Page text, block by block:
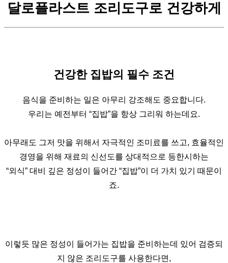
달로플라스트 조리도구로 건강하게
건강한 집밥의 필수 조건
음식을 준비하는 일은 아무리 강조해도 중요합니다.
우리는 예전부터 “집밥”을 항상 그리워 하는데요.
아무래도 그저 맛을 위해서 자극적인 조미료를 쓰고, 효율적인
경영을 위해 재료의 신선도를 상대적으로 등한시하는
“외식” 대비 깊은 정성이 들어간 “집밥”이 더 가치 있기 때문이
죠.
이렇듯 많은 정성이 들어가는 집밥을 준비하는데 있어 검증되
지 않은 조리도구를 사용한다면,